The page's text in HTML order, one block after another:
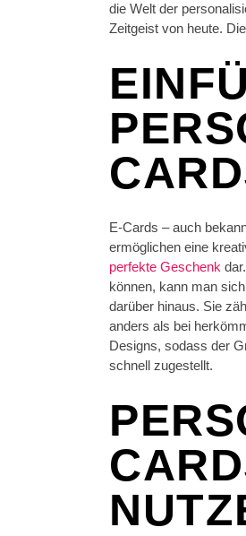
die Welt der
Zeitgeist von heute.
E-Cards – auch
ermöglichen eine
perfekte Geschenk
können, kann man
darüber hinaus. Sie
anders als bei
Designs, sodass der
schnell zugestellt.